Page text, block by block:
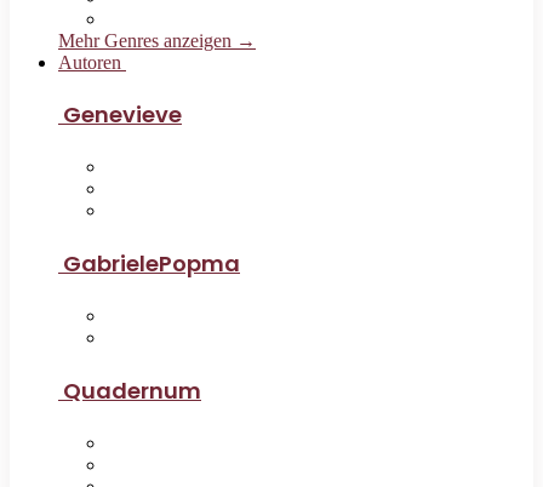
Mehr Genres anzeigen →
Autoren
Genevieve
GabrielePopma
Quadernum